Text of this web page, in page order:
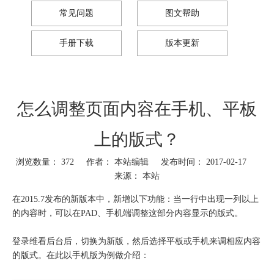
常见问题 图文帮助
手册下载 版本更新
怎么调整页面内容在手机、平板
上的版式？
浏览数量： 372作者： 本站编辑 发布时间： 2017-02-17
来源： 本站
在2015.7发布的新版本中，新增以下功能：当一行中出现一列以上
的内容时，可以在PAD、手机端调整这部分内容显示的版式。
登录维看后台后，切换为新版，然后选择平板或手机来调相应内容
的版式。在此以手机版为例做介绍：